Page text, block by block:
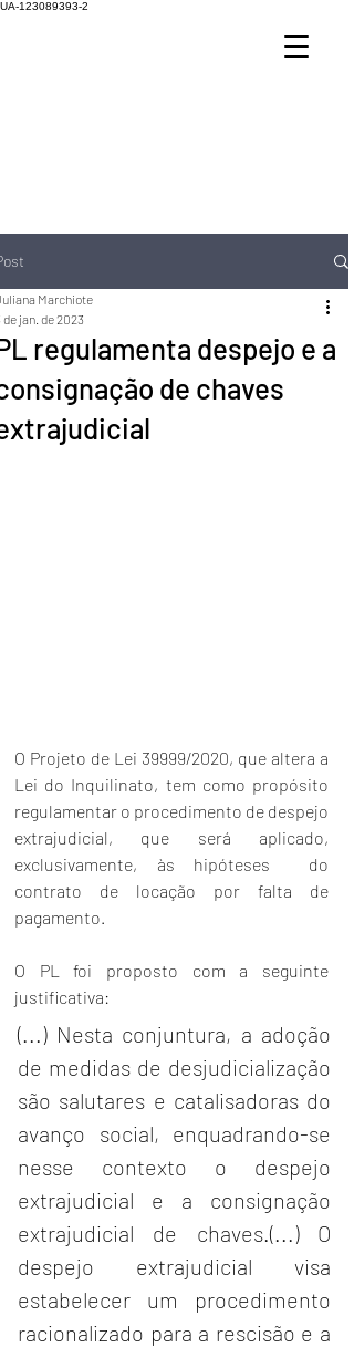
UA-123089393-2
regulamenta despejo e a
de chaves
Marchiote
de jan. de 2023
Lei do Inquilinato, tem como propósito
regulamentar o procedimento de despejo
extrajudicial, que será aplicado,
exclusivamente, às hipóteses  do
contrato de locação por falta de
pagamento.
O PL foi proposto com a seguinte
justificativa:
(...) Nesta conjuntura, a adoção
de medidas de desjudicialização
são salutares e catalisadoras do
avanço social, enquadrando-se
nesse contexto o despejo
extrajudicial e a consignação
extrajudicial de chaves.(...) O
despejo extrajudicial visa
estabelecer um procedimento
racionalizado para a rescisão e a